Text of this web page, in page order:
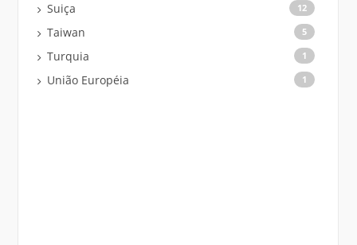
Suiça 12
Taiwan 5
Turquia 1
União Européia 1